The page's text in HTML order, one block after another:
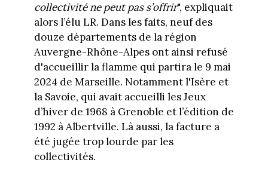
collectivité ne peut pas s’offrir", expliquait
alors l’élu LR. Dans les faits, neuf des
douze départements de la région
Auvergne-Rhône-Alpes ont ainsi refusé
d'accueillir la flamme qui partira le 9 mai
2024 de Marseille. Notamment l'Isère et
la Savoie, qui avait accueilli les Jeux
d’hiver de 1968 à Grenoble et l’édition de
1992 à Albertville. Là aussi, la facture a
été jugée trop lourde par les
collectivités.